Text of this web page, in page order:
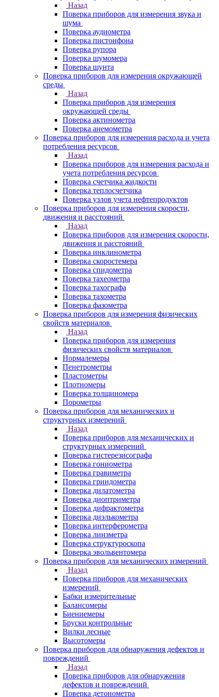
Назад
Поверка приборов для измерения звука и
шума
Поверка аудиометра
Поверка пистонфона
Поверка рупора
Поверка шумомера
Поверка шунта
Поверка приборов для измерения окружающей
среды
Назад
Поверка приборов для измерения
окружающей среды
Поверка актинометра
Поверка анемометра
Поверка приборов для измерения расхода и учета
потребления ресурсов
Назад
Поверка приборов для измерения расхода и
учета потребления ресурсов
Поверка счетчика жидкости
Поверка теплосчетчика
Поверка узлов учета нефтепродуктов
Поверка приборов для измерения скорости,
движения и расстояний
Назад
Поверка приборов для измерения скорости,
движения и расстояний
Поверка инклинометра
Поверка скоростемера
Поверка спидометра
Поверка тахеометра
Поверка тахографа
Поверка тахометра
Поверка фазометра
Поверка приборов для измерения физических
свойств материалов
Назад
Поверка приборов для измерения
физических свойств материалов
Нормалемеры
Пенетрометры
Пластометры
Плотномеры
Поверка толщиномера
Порометры
Поверка приборов для механических и
структурных измерений
Назад
Поверка приборов для механических и
структурных измерений
Поверка гистерезисографа
Поверка гониометра
Поверка гравиметра
Поверка гриндометра
Поверка дилатометра
Поверка диоптриметра
Поверка дифрактометра
Поверка диэлькометра
Поверка интерферометра
Поверка линзметра
Поверка структуроскопа
Поверка эвольвентомера
Поверка приборов для механических измерений
Назад
Поверка приборов для механических
измерений
Бабки измерительные
Балансомеры
Биениемеры
Бруски контрольные
Вилки лесные
Высотомеры
Поверка приборов для обнаружения дефектов и
повреждений
Назад
Поверка приборов для обнаружения
дефектов и повреждений
Поверка детонометра